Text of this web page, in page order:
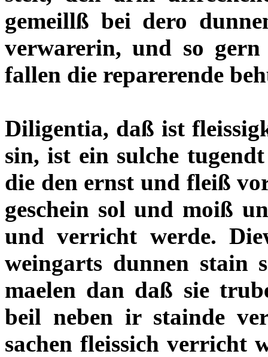
gemeillß bei dero
verwarerin, und so gern
fallen die reparerende
Diligentia, daß ist
sin, ist ein sulche
die den ernst und fleiß
geschein sol und moiß
und verricht werde.
weingarts dunnen stain
maelen dan daß sie
beil neben ir stainde
sachen fleissich verricht